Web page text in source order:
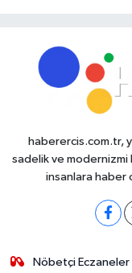
haberercis.com.tr,
sadelik ve modernizmi
insanlara haber
Nöbetçi Eczaneler